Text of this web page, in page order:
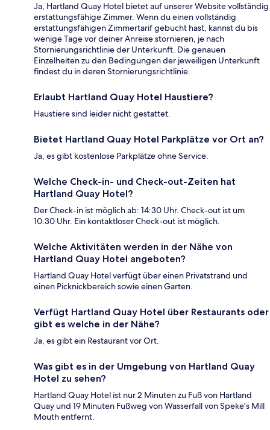
Ja, Hartland Quay Hotel bietet auf unserer Website vollständig
erstattungsfähige Zimmer. Wenn du einen vollständig
erstattungsfähigen Zimmertarif gebucht hast, kannst du bis
wenige Tage vor deiner Anreise stornieren, je nach
Stornierungsrichtlinie der Unterkunft. Die genauen
Einzelheiten zu den Bedingungen der jeweiligen Unterkunft
findest du in deren Stornierungsrichtlinie.
Erlaubt Hartland Quay Hotel Haustiere?
Haustiere sind leider nicht gestattet.
Bietet Hartland Quay Hotel Parkplätze vor Ort an?
Ja, es gibt kostenlose Parkplätze ohne Service.
Welche Check-in- und Check-out-Zeiten hat
Hartland Quay Hotel?
Der Check-in ist möglich ab: 14:30 Uhr. Check-out ist um
10:30 Uhr. Ein kontaktloser Check-out ist möglich.
Welche Aktivitäten werden in der Nähe von
Hartland Quay Hotel angeboten?
Hartland Quay Hotel verfügt über einen Privatstrand und
einen Picknickbereich sowie einen Garten.
Verfügt Hartland Quay Hotel über Restaurants oder
gibt es welche in der Nähe?
Ja, es gibt ein Restaurant vor Ort.
Was gibt es in der Umgebung von Hartland Quay
Hotel zu sehen?
Hartland Quay Hotel ist nur 2 Minuten zu Fuß von Hartland
Quay und 19 Minuten Fußweg von Wasserfall von Speke's Mill
Mouth entfernt.